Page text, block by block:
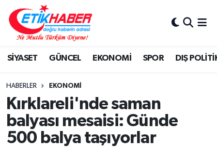
SİYASET GÜNCEL EKONOMİ SPOR DIŞ
HABERLER EKONOMİ
Kırklareli'nde saman
balyası mesaisi: Günde
500 balya taşıyorlar
BİLİM-TEKNOLOJİ
DIŞ POLİTİKA
DÜNYA
EĞİTİM GENÇLİK
EKONOMİ
Nöbetçi Eczaneler
Hava Durumu
İstanbul Namaz Vakitleri
Trafik Durumu
Süper Lig Puan Durumu ve Fikstür